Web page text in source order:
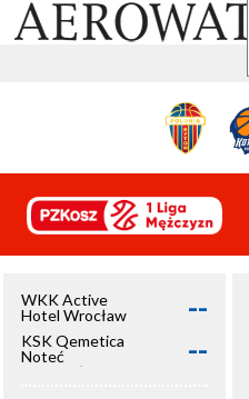
WKK Active
Hotel Wrocław
--
KSK Qemetica
Noteć
Inowrocław
--